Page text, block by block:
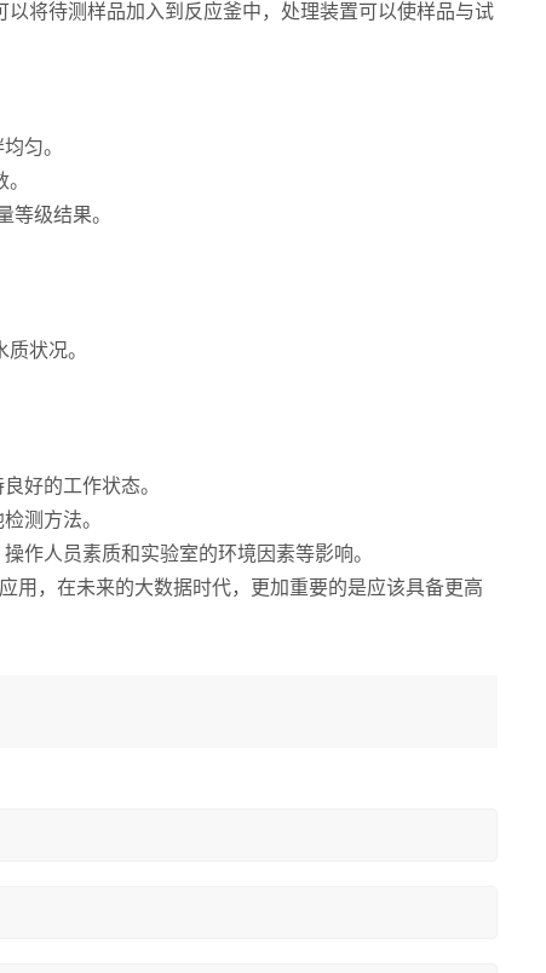
将待测样品加入到反应釜中，处理装置可以使样品与试
匀。
级结果。
状况。
好的工作状态。
测方法。
人员素质和实验室的环境因素等影响。
，在未来的大数据时代，更加重要的是应该具备更高